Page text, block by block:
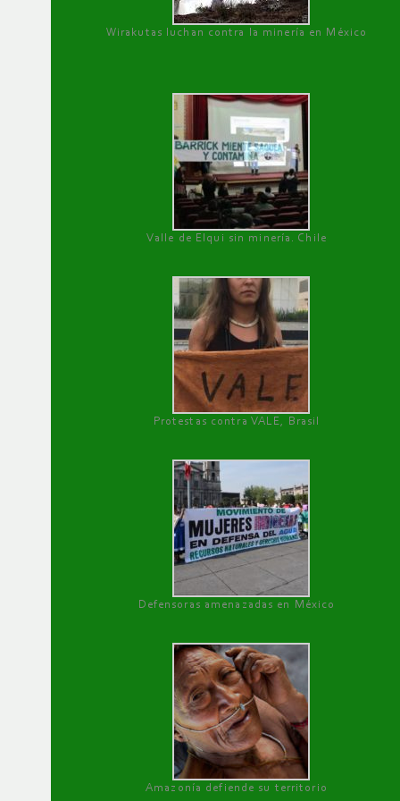
Wirakutas luchan contra la minería en México
Valle de Elqui sin minería. Chile
Protestas contra VALE, Brasil
Defensoras amenazadas en México
Amazonía defiende su territorio